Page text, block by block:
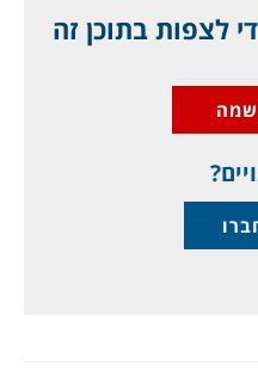
אלעארורי, שישב
אותו כאשר שהה
לצפות בתוכן זה